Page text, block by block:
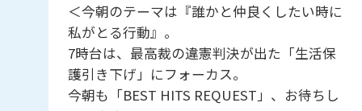
＜今朝のテーマは『誰かと仲良くしたい時に
私がとる行動』。
7時台は、最高裁の違憲判決が出た「生活保
護引き下げ」にフォーカス。
今朝も「BEST HITS REQUEST」、お待ちし